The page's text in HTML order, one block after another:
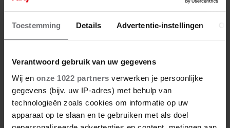
Toestemming Details Advertentie-instellingen
Verantwoord gebruik van uw gegevens
Wij en onze 1022 partners verwerken je persoonlijke
gegevens (bijv. uw IP-adres) met behulp van
technologieën zoals cookies om informatie op uw
apparaat op te slaan en te gebruiken met als doel
8 juni 2025